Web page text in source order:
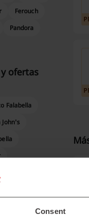
Consent
Ferouch
Pandora
ofertas
Falabella
John's